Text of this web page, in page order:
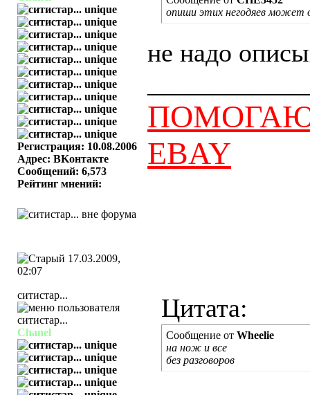
Регистрация: 10.08.2006
Адрес: BKонтактe
Сообщений: 6,573
Рейтинг мнений:
опиши этих негодяев может
не надо
ПОМОГАЮ
EBAY
17.03.2009,
02:07
ситистар...
Chanel
Цитата:
Сообщение от Wheelie
на нож и все
без разговоров